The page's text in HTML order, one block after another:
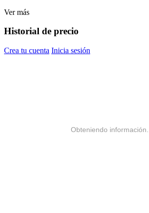
Ver más
Historial de precio
Crea tu cuenta Inicia sesión
Obteniendo información...